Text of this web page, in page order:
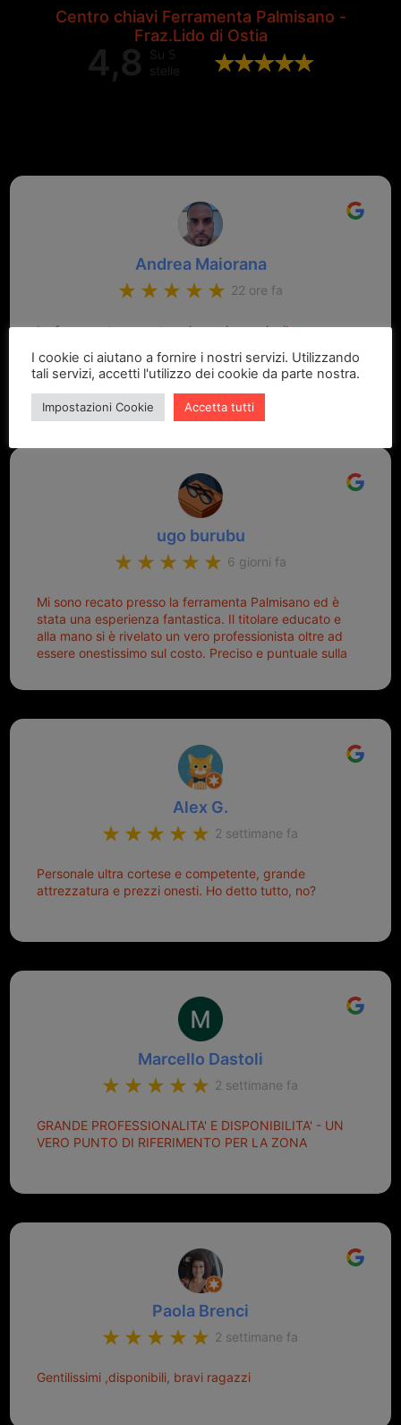
Centro chiavi Ferramenta Palmisano -
Fraz.Lido di Ostia
4,8
Su 5
stelle
Andrea Maiorana
22 ore fa
La ferramenta super top sia per i prezzi e il saper
serratura di casa telecomandino cancello duplicato
della chiave auto per mancanza del telecomandino e
oggi telecomandino con chiave per auto fatto la
meglio ferramenta de ostia e poi il prorietario il signor
ugo burubu
6 giorni fa
Mi sono recato presso la ferramenta Palmisano ed è
stata una esperienza fantastica. Il titolare educato e
alla mano si è rivelato un vero professionista oltre ad
essere onestissimo sul costo. Preciso e puntuale sulla
Alex G.
2 settimane fa
Personale ultra cortese e competente, grande
attrezzatura e prezzi onesti. Ho detto tutto, no?
Marcello Dastoli
2 settimane fa
GRANDE PROFESSIONALITA' E DISPONIBILITA' - UN
VERO PUNTO DI RIFERIMENTO PER LA ZONA
Paola Brenci
2 settimane fa
Gentilissimi ,disponibili, bravi ragazzi
I cookie ci aiutano a fornire i nostri servizi. Utilizzando
tali servizi, accetti l'utilizzo dei cookie da parte nostra.
Impostazioni Cookie Accetta tutti